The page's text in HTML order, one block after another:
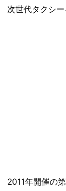
次世代タクシー
2011年開催の